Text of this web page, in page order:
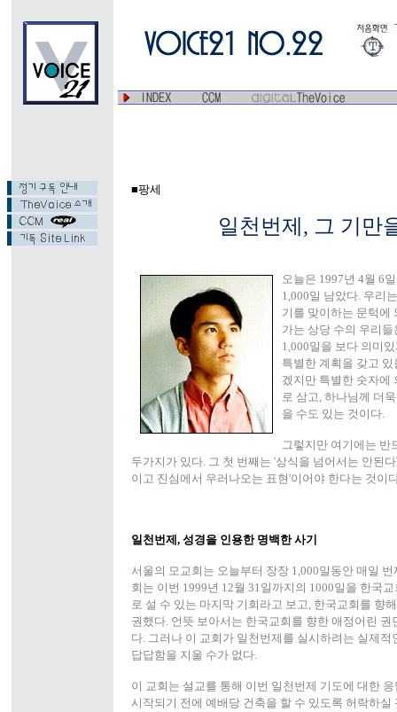
■팡세
일천번제, 그 기만
오늘은 1997년 4월 6
1,000일 남았다. 우리
기를 맞이하는 문턱에
가는 상당 수의 우리
1,000일을 보다 의미
특별한 계획을 갖고
겠지만 특별한 숫자에
로 삼고, 하나님께 더
을 수도 있는 것이다.
그렇지만 여기에는 반
두가지가 있다. 그 첫 번째는 '상식을 넘어서는 안된
이고 진심에서 우러나오는 표현'이어야 한다는 것이
일천번제, 성경을 인용한 명백한 사기
서울의 모교회는 오늘부터 장장 1,000일동안 매일
회는 이번 1999년 12월 31일까지의 1000일을 한국
로 설 수 있는 마지막 기회라고 보고, 한국교회를 향
권했다. 언뜻 보아서는 한국교회를 향한 애정어린
다. 그러나 이 교회가 일천번제를 실시하려는 실제
답답함을 지울 수가 없다.
이 교회는 설교를 통해 이번 일천번제 기도에 대한
시작되기 전에 예배당 건축을 할 수 있도록 허락하실